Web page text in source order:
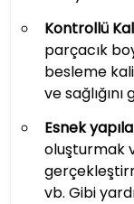
Kontrollü
parçacık
besleme
ve sağlığını
Esnek
oluşturmak
vb. Gibi